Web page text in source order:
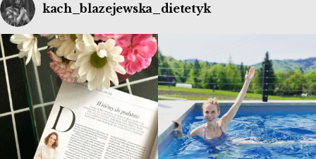
kach_blazejewska_dietetyk